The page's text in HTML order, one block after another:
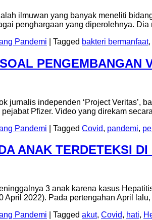
ilmuwan yang banyak meneliti
penghargaan yang diperolehnya.
Pandemi Tagged bakteri bermanfaat,
PENGEMBANGAN
jurnalis independen ‘Project Veritas’,
Pfizer. Video yang direkam
Pandemi Tagged Covid, pandemi,
ANAK TERDETEKSI
3 anak karena kasus
April 2022). Pada pertengahan April
Pandemi Tagged akut, Covid, hati,